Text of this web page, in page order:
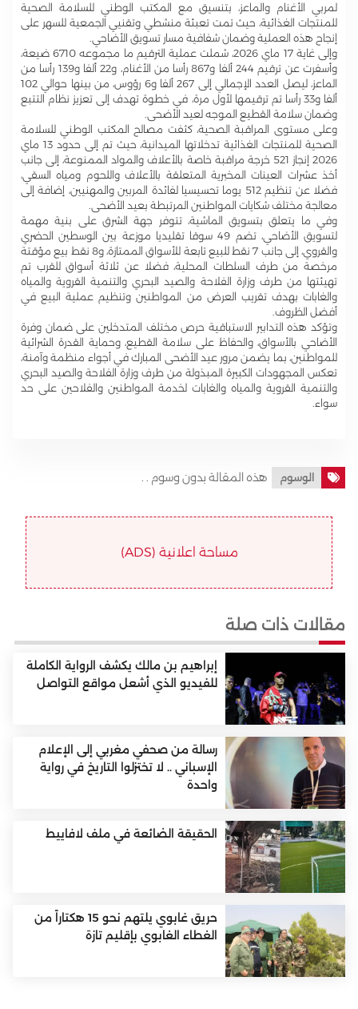
لمربي الأغنام والماعز، بتنسيق مع المكتب الوطني للسلامة الصحية
للمنتجات الغذائية، حيث تمت تعبئة منشطي وتقنيي الجمعية للسهر على
إنجاح هذه العملية وضمان شفافية مسار تسويق الأضاحي.
وإلى غاية 17 ماي 2026، شملت عملية الترقيم ما مجموعه 6710 ضيعة،
وأسفرت عن ترقيم 244 ألفا و867 رأسا من الأغنام، و22 ألفا و139 رأسا من
الماعز، ليصل العدد الإجمالي إلى 267 ألفا و6 رؤوس، من بينها حوالي 102
ألفا و33 رأسا تم ترقيمها لأول مرة، في خطوة تهدف إلى تعزيز نظام التتبع
وضمان سلامة القطيع الموجه لعيد الأضحى.
وعلى مستوى المراقبة الصحية، كثفت مصالح المكتب الوطني للسلامة
الصحية للمنتجات الغذائية تدخلاتها الميدانية، حيث تم إلى حدود 13 ماي
2026 إنجاز 521 خرجة مراقبة خاصة بالأعلاف والمواد الممنوعة، إلى جانب
أخذ عشرات العينات المخبرية المتعلقة بالأعلاف واللحوم ومياه السقي،
فضلا عن تنظيم 512 يوما تحسيسيا لفائدة المربين والمهنيين، إضافة إلى
معالجة مختلف شكايات المواطنين المرتبطة بعيد الأضحى.
وفي ما يتعلق بتسويق الماشية، تتوفر جهة الشرق على بنية مهمة
لتسويق الأضاحي، تضم 49 سوقا تقليديا موزعة بين الوسطين الحضري
والقروي، إلى جانب 7 نقط للبيع تابعة للأسواق الممتازة، و8 نقط بيع مؤقتة
مرخصة من طرف السلطات المحلية، فضلا عن ثلاثة أسواق للقرب تم
تهيئتها من طرف وزارة الفلاحة والصيد البحري والتنمية القروية والمياه
والغابات بهدف تقريب العرض من المواطنين وتنظيم عملية البيع في
أفضل الظروف.
وتؤكد هذه التدابير الاستباقية حرص مختلف المتدخلين على ضمان وفرة
الأضاحي بالأسواق، والحفاظ على سلامة القطيع، وحماية القدرة الشرائية
للمواطنين، بما يضمن مرور عيد الأضحى المبارك في أجواء منظمة وآمنة،
تعكس المجهودات الكبيرة المبذولة من طرف وزارة الفلاحة والصيد البحري
والتنمية القروية والمياه والغابات لخدمة المواطنين والفلاحين على حد
سواء.
الوسوم هذه المقالة بدون وسوم . .
مساحة اعلانية (ADS)
مقالات ذات صلة
إبراهيم بن مالك يكشف الرواية الكاملة
للفيديو الذي أشعل مواقع التواصل
رسالة من صحفي مغربي إلى الإعلام
الإسباني .. لا تختزلوا التاريخ في رواية
واحدة
الحقيقة الضائعة في ملف لافاييط
حريق غابوي يلتهم نحو 15 هكتاراً من
الغطاء الغابوي بإقليم تازة